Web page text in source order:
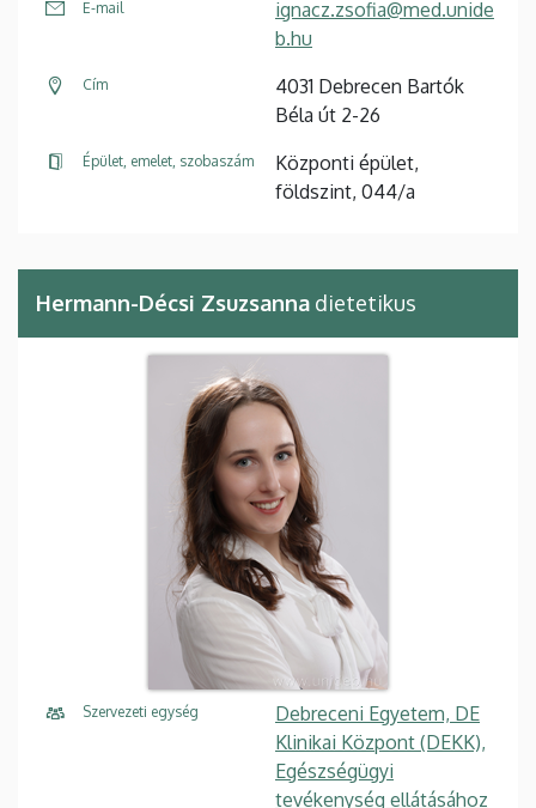
E-mail
ignacz.zsofia@med.unide
b.hu
Cím
4031 Debrecen Bartók
Béla út 2-26
Épület, emelet, szobaszám
Központi épület,
földszint, 044/a
Hermann-Décsi Zsuzsanna dietetikus
Szervezeti egység
Debreceni Egyetem, DE
Klinikai Központ (DEKK),
Egészségügyi
tevékenység ellátásához